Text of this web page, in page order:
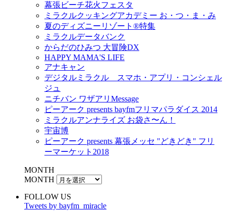
幕張ビーチ花火フェスタ
ミラクルクッキングアカデミー お・つ・ま・み
夏のディズニーリゾート®特集
ミラクルデータバンク
からだのひみつ 大冒険DX
HAPPY MAMA'S LIFE
アナキャン
デジタルミラクル スマホ・アプリ・コンシェル
ジュ
ニチバン ワザアリMessage
ピーアーク presents bayfmフリマパラダイス 2014
ミラクルアンナライズ お袋さ〜ん！
宇宙博
ピーアーク presents 幕張メッセ "どきどき" フリ
ーマーケット2018
MONTH
MONTH
FOLLOW US
Tweets by bayfm_miracle